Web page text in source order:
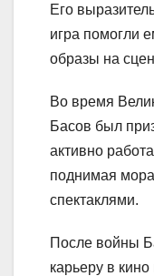
Его
игра помогли
образы на
Во время
Басов был
активно
поднимая
спектаклями.
После войны
карьеру в